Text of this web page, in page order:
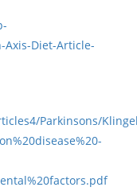
Diet-Article-
Parkinsons/